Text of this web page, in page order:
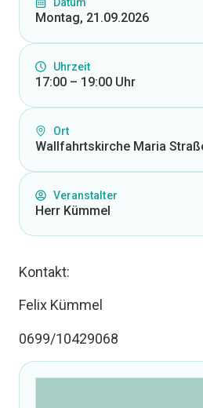
Montag, 21.09.2026
Uhrzeit
17:00 – 19:00 Uhr
Ort
Wallfahrtskirche Maria
Veranstalter
Herr Kümmel
Kontakt:
Felix Kümmel
0699/10429068